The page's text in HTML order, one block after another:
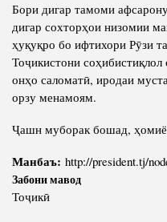
Бори дигар тамоми
дигар сохторҳои низомии
ҳуқуқро бо ифтихори Рӯзи
Тоҷикистони
онҳо саломатӣ, иродаи
орзу менамоям.
Ҷашн муборак бошад,
Манбаъ: http://president.tj/
Забони мавод
Тоҷикӣ